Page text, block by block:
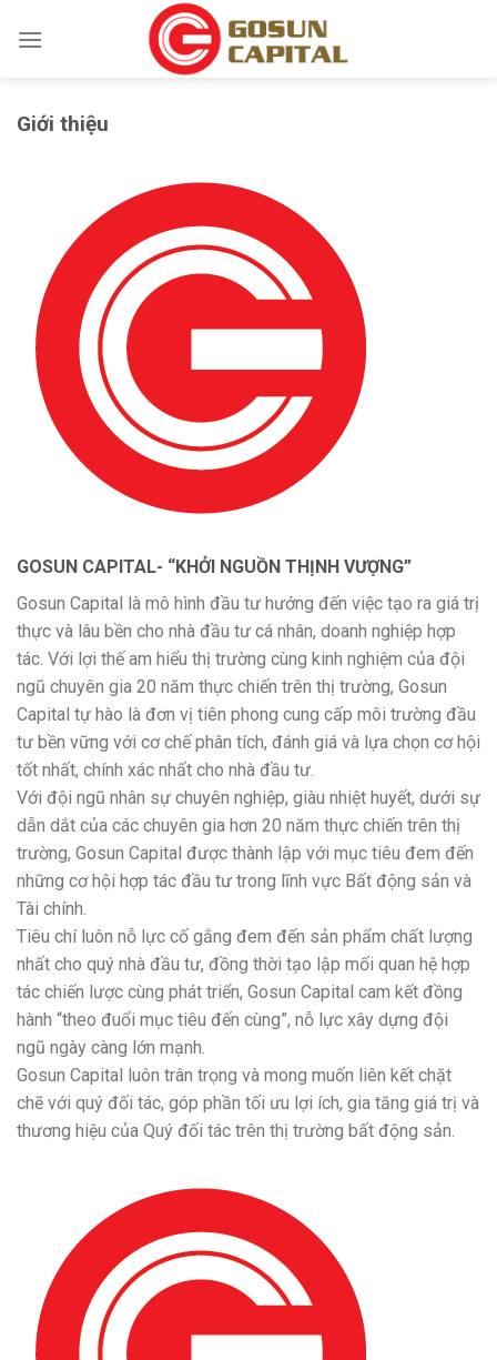
Giới thiệu
GOSUN CAPITAL- “KHỞI NGUỒN THỊNH VƯỢNG”
Gosun Capital là mô hình đầu tư hướng đến việc tạo ra giá trị
thực và lâu bền cho nhà đầu tư cá nhân, doanh nghiệp hợp
tác. Với lợi thế am hiểu thị trường cùng kinh nghiệm của đội
ngũ chuyên gia 20 năm thực chiến trên thị trường, Gosun
Capital tự hào là đơn vị tiên phong cung cấp môi trường đầu
tư bền vững với cơ chế phân tích, đánh giá và lựa chọn cơ hội
tốt nhất, chính xác nhất cho nhà đầu tư.
Với đội ngũ nhân sự chuyên nghiệp, giàu nhiệt huyết, dưới sự
dẫn dắt của các chuyên gia hơn 20 năm thực chiến trên thị
trường, Gosun Capital được thành lập với mục tiêu đem đến
những cơ hội hợp tác đầu tư trong lĩnh vực Bất động sản và
Tài chính.
Tiêu chí luôn nỗ lực cố gắng đem đến sản phẩm chất lượng
nhất cho quý nhà đầu tư, đồng thời tạo lập mối quan hệ hợp
tác chiến lược cùng phát triển, Gosun Capital cam kết đồng
hành “theo đuổi mục tiêu đến cùng”, nỗ lực xây dựng đội
ngũ ngày càng lớn mạnh.
Gosun Capital luôn trân trọng và mong muốn liên kết chặt
chẽ với quý đối tác, góp phần tối ưu lợi ích, gia tăng giá trị và
thương hiệu của Quý đối tác trên thị trường bất động sản.